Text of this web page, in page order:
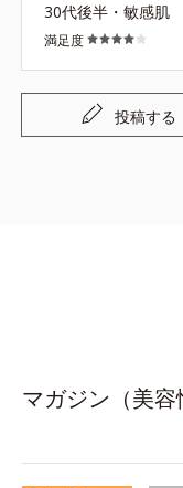
30代後半・敏感肌
満足度
投稿する
マガジン（美容